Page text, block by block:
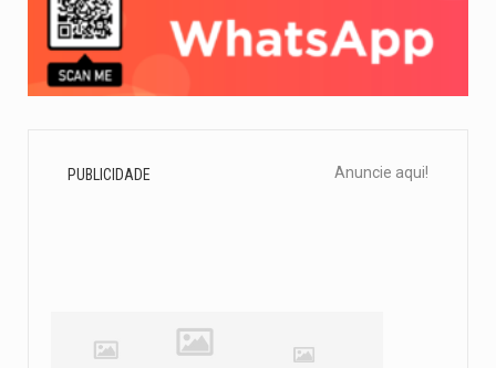
PUBLICIDADE Anuncie aqui!